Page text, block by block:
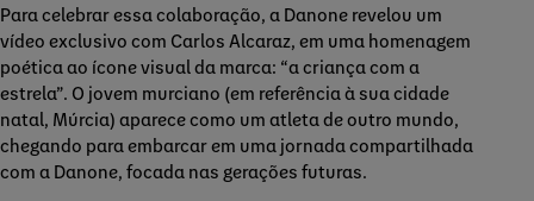
Para celebrar essa colaboração, a Danone revelou um
vídeo exclusivo com Carlos Alcaraz, em uma homenagem
poética ao ícone visual da marca: “a criança com a
estrela”. O jovem murciano (em referência à sua cidade
natal, Múrcia) aparece como um atleta de outro mundo,
chegando para embarcar em uma jornada compartilhada
com a Danone, focada nas gerações futuras.